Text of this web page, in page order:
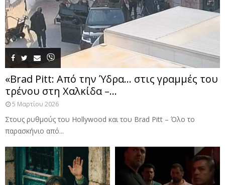
«Brad Pitt: Από την Ύδρα… στις γραμμές του
τρένου στη Χαλκίδα –...
5 Μαρτίου 2026
Στους ρυθμούς του Hollywood και του Brad Pitt – Όλο το
παρασκήνιο από...